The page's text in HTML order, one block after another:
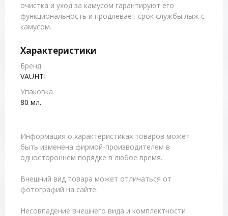
очистка и уход за камусом гарантируют его
функциональность и продлевает срок службы лыж с
камусом.
Характеристики
Бренд
VAUHTI
Упаковка
80 мл.
Информация о характеристиках товаров может
быть изменена фирмой-производителем в
одностороннем порядке в любое время.
Внешний вид товара может отличаться от
фотографий на сайте.
Несовпадение внешнего вида и комплектности